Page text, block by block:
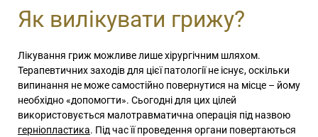
Як вилікувати грижу?
Лікування гриж можливе лише хірургічним шляхом.
Терапевтичних заходів для цієї патології не існує, оскільки
випинання не може самостійно повернутися на місце – йому
необхідно «допомогти». Сьогодні для цих цілей
використовується малотравматична операція під назвою
герніопластика. Під час її проведення органи повертаються